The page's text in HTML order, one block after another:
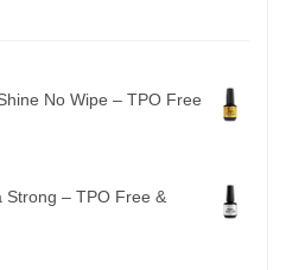
No Wipe – TPO Free
Strong – TPO Free &